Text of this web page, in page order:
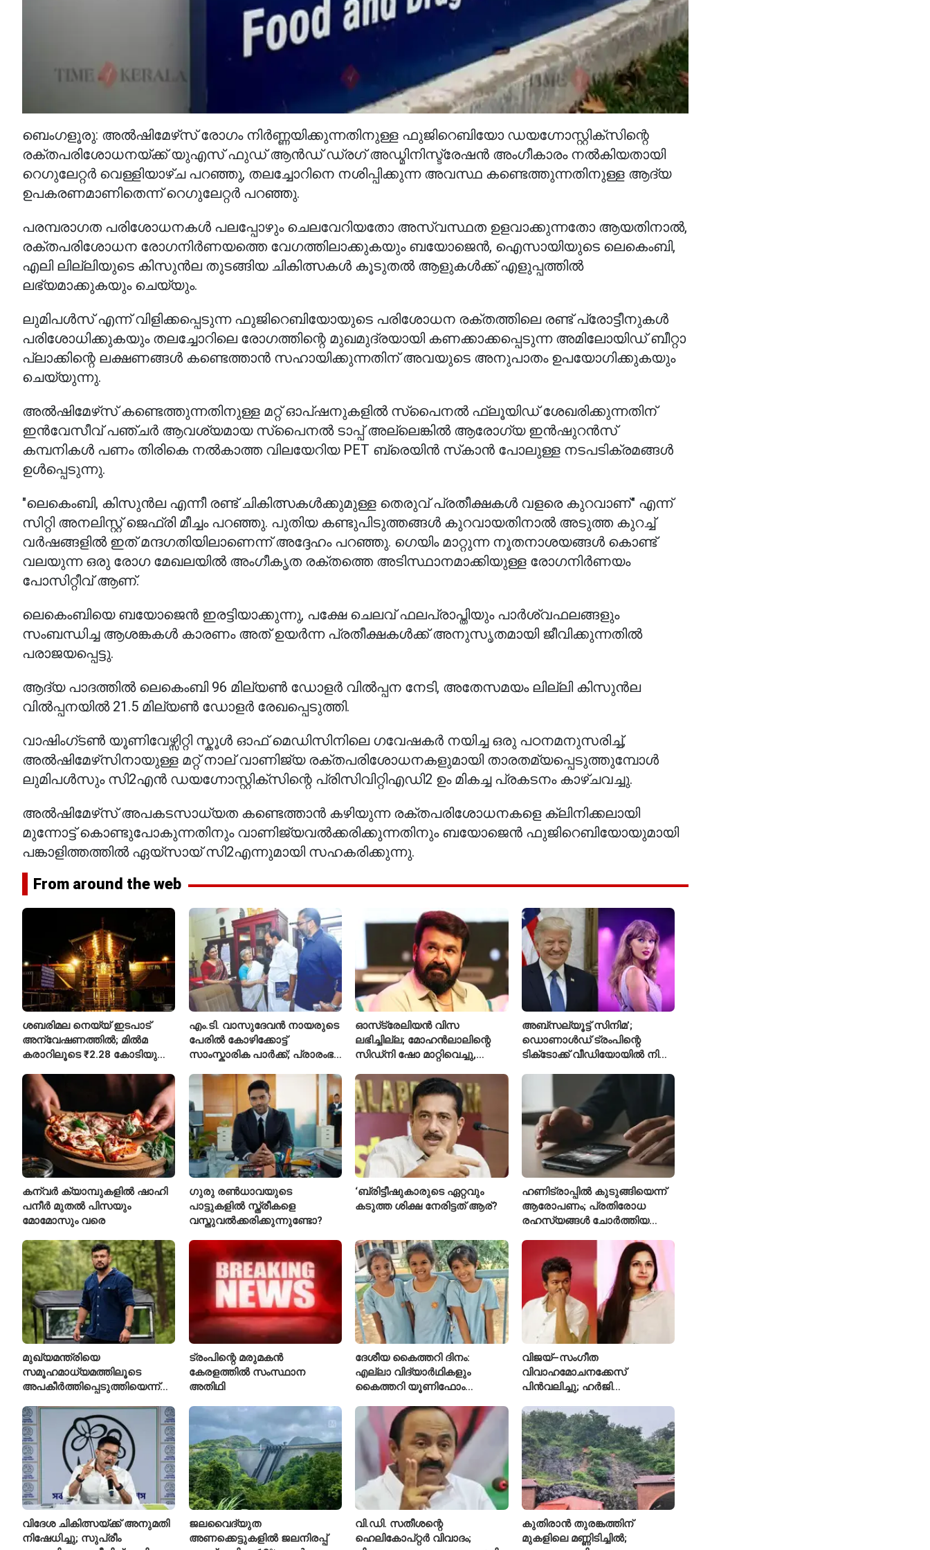
ബെംഗളൂരു: അൽഷിമേഴ്‌സ് രോഗം നിർണ്ണയിക്കുന്നതിനുള്ള ഫുജിറെബിയോ ഡയഗ്നോസ്റ്റിക്‌സിന്റെ
രക്തപരിശോധനയ്ക്ക് യുഎസ് ഫുഡ് ആൻഡ് ഡ്രഗ് അഡ്മിനിസ്ട്രേഷൻ അംഗീകാരം നൽകിയതായി
റെഗുലേറ്റർ വെള്ളിയാഴ്ച പറഞ്ഞു, തലച്ചോറിനെ നശിപ്പിക്കുന്ന അവസ്ഥ കണ്ടെത്തുന്നതിനുള്ള ആദ്യ
ഉപകരണമാണിതെന്ന് റെഗുലേറ്റർ പറഞ്ഞു.
പരമ്പരാഗത പരിശോധനകൾ പലപ്പോഴും ചെലവേറിയതോ അസ്വസ്ഥത ഉളവാക്കുന്നതോ ആയതിനാൽ,
രക്തപരിശോധന രോഗനിർണയത്തെ വേഗത്തിലാക്കുകയും ബയോജെൻ, ഐസായിയുടെ ലെകെംബി,
എലി ലില്ലിയുടെ കിസുൻല തുടങ്ങിയ ചികിത്സകൾ കൂടുതൽ ആളുകൾക്ക് എളുപ്പത്തിൽ
ലഭ്യമാക്കുകയും ചെയ്യും.
ലുമിപൾസ് എന്ന് വിളിക്കപ്പെടുന്ന ഫുജിറെബിയോയുടെ പരിശോധന രക്തത്തിലെ രണ്ട് പ്രോട്ടീനുകൾ
പരിശോധിക്കുകയും തലച്ചോറിലെ രോഗത്തിന്റെ മുഖമുദ്രയായി കണക്കാക്കപ്പെടുന്ന അമിലോയിഡ് ബീറ്റാ
പ്ലാക്കിന്റെ ലക്ഷണങ്ങൾ കണ്ടെത്താൻ സഹായിക്കുന്നതിന് അവയുടെ അനുപാതം ഉപയോഗിക്കുകയും
ചെയ്യുന്നു.
അൽഷിമേഴ്‌സ് കണ്ടെത്തുന്നതിനുള്ള മറ്റ് ഓപ്ഷനുകളിൽ സ്‌പൈനൽ ഫ്ലൂയിഡ് ശേഖരിക്കുന്നതിന്
ഇൻവേസീവ് പഞ്ചർ ആവശ്യമായ സ്‌പൈനൽ ടാപ്പ് അല്ലെങ്കിൽ ആരോഗ്യ ഇൻഷുറൻസ്
കമ്പനികൾ പണം തിരികെ നൽകാത്ത വിലയേറിയ PET ബ്രെയിൻ സ്‌കാൻ പോലുള്ള നടപടിക്രമങ്ങൾ
ഉൾപ്പെടുന്നു.
"ലെകെംബി, കിസുൻല എന്നീ രണ്ട് ചികിത്സകൾക്കുമുള്ള തെരുവ് പ്രതീക്ഷകൾ വളരെ കുറവാണ്" എന്ന്
സിറ്റി അനലിസ്റ്റ് ജെഫ്രി മീച്ചം പറഞ്ഞു. പുതിയ കണ്ടുപിടുത്തങ്ങൾ കുറവായതിനാൽ അടുത്ത കുറച്ച്
വർഷങ്ങളിൽ ഇത് മന്ദഗതിയിലാണെന്ന് അദ്ദേഹം പറഞ്ഞു. ഗെയിം മാറ്റുന്ന നൂതനാശയങ്ങൾ കൊണ്ട്
വലയുന്ന ഒരു രോഗ മേഖലയിൽ അംഗീകൃത രക്തത്തെ അടിസ്ഥാനമാക്കിയുള്ള രോഗനിർണയം
പോസിറ്റീവ് ആണ്.
ലെകെംബിയെ ബയോജെൻ ഇരട്ടിയാക്കുന്നു, പക്ഷേ ചെലവ് ഫലപ്രാപ്തിയും പാർശ്വഫലങ്ങളും
സംബന്ധിച്ച ആശങ്കകൾ കാരണം അത് ഉയർന്ന പ്രതീക്ഷകൾക്ക് അനുസൃതമായി ജീവിക്കുന്നതിൽ
പരാജയപ്പെട്ടു.
ആദ്യ പാദത്തിൽ ലെകെംബി 96 മില്യൺ ഡോളർ വിൽപ്പന നേടി, അതേസമയം ലില്ലി കിസുൻല
വിൽപ്പനയിൽ 21.5 മില്യൺ ഡോളർ രേഖപ്പെടുത്തി.
വാഷിംഗ്ടൺ യൂണിവേഴ്സിറ്റി സ്കൂൾ ഓഫ് മെഡിസിനിലെ ഗവേഷകർ നയിച്ച ഒരു പഠനമനുസരിച്ച്,
അൽഷിമേഴ്‌സിനായുള്ള മറ്റ് നാല് വാണിജ്യ രക്തപരിശോധനകളുമായി താരതമ്യപ്പെടുത്തുമ്പോൾ
ലുമിപൾസും സി2എൻ ഡയഗ്നോസ്റ്റിക്സിന്റെ പ്രിസിവിറ്റിഎഡി2 ഉം മികച്ച പ്രകടനം കാഴ്ചവച്ചു.
അൽഷിമേഴ്‌സ് അപകടസാധ്യത കണ്ടെത്താൻ കഴിയുന്ന രക്തപരിശോധനകളെ ക്ലിനിക്കലായി
മുന്നോട്ട് കൊണ്ടുപോകുന്നതിനും വാണിജ്യവൽക്കരിക്കുന്നതിനും ബയോജെൻ ഫുജിറെബിയോയുമായി
പങ്കാളിത്തത്തിൽ ഏയ്സായ് സി2എന്നുമായി സഹകരിക്കുന്നു.
From around the web
ശബരിമല നെയ്യ് ഇടപാട്
അന്വേഷണത്തിൽ; മിൽമ
കരാറിലൂടെ ₹2.28 കോടിയുടെ
എം.ടി. വാസുദേവൻ നായരുടെ
പേരിൽ കോഴിക്കോട്ട്
സാംസ്കാരിക പാർക്ക്; പ്രാരംഭ
ഓസ്‌ട്രേലിയൻ വിസ
ലഭിച്ചില്ല; മോഹൻലാലിന്റെ
സിഡ്‌നി ഷോ മാറ്റിവെച്ചു,
താരം
അബ്സല്യൂട്ട് സിനിമ’;
ഡൊണാൾഡ് ട്രംപിന്റെ
ടിക്‌ടോക്ക് വീഡിയോയിൽ നിന്ന്
കന്വർ ക്യാമ്പുകളിൽ ഷാഹി
പനീർ മുതൽ പിസയും
മോമോസും വരെ
ഗുരു രൺധാവയുടെ
പാട്ടുകളിൽ സ്ത്രീകളെ
വസ്തുവൽക്കരിക്കുന്നുണ്ടോ?
‘ബ്രിട്ടീഷുകാരുടെ ഏറ്റവും
കടുത്ത ശിക്ഷ നേരിട്ടത് ആര്?
ഹണിട്രാപ്പിൽ കുടുങ്ങിയെന്ന്
ആരോപണം; പ്രതിരോധ
രഹസ്യങ്ങൾ ചോർത്തിയ
മുഖ്യമന്ത്രിയെ
സമൂഹമാധ്യമത്തിലൂടെ
അപകീർത്തിപ്പെടുത്തിയെന്ന്
ആയങ്കിക്കെതിരെ പുതിയ
കേസ്
ട്രംപിന്റെ മരുമകൻ
കേരളത്തിൽ സംസ്ഥാന
അതിഥി
ദേശീയ കൈത്തറി ദിനം:
എല്ലാ വിദ്യാർഥികളും
കൈത്തറി യൂണിഫോം
സ്കൂൾ വേറിട്ട മാതൃക
വിജയ്–സംഗീത
വിവാഹമോചനക്കേസ്
പിൻവലിച്ചു; ഹർജി
അവസാനിപ്പിച്ച് കോടതി
വിദേശ ചികിത്സയ്ക്ക് അനുമതി
നിഷേധിച്ചു; സുപ്രീം
ജലവൈദ്യുത
അണക്കെട്ടുകളിൽ ജലനിരപ്പ്
വി.ഡി. സതീശന്റെ
ഹെലികോപ്റ്റർ വിവാദം;
കുതിരാൻ തുരങ്കത്തിന്
മുകളിലെ മണ്ണിടിച്ചിൽ;